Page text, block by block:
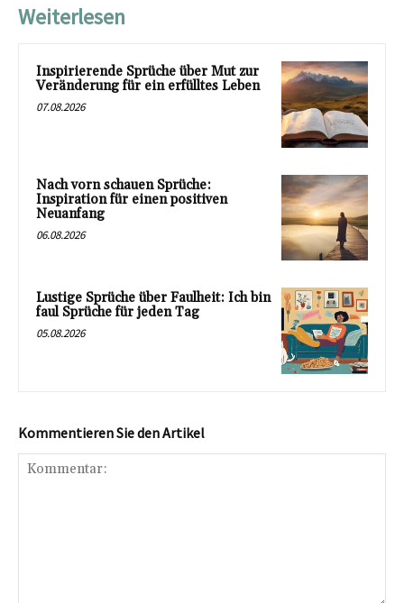
Weiterlesen
Inspirierende Sprüche über Mut zur
Veränderung für ein erfülltes Leben
07.08.2026
Nach vorn schauen Sprüche:
Inspiration für einen positiven
Neuanfang
06.08.2026
Lustige Sprüche über Faulheit: Ich bin
faul Sprüche für jeden Tag
05.08.2026
Kommentieren Sie den Artikel